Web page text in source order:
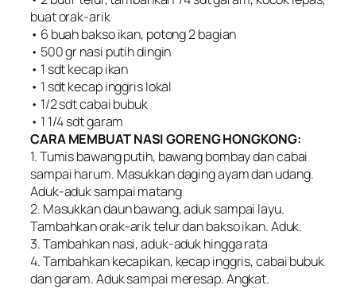
buat orak-arik
• 6 buah bakso ikan, potong 2 bagian
• 500 gr nasi putih dingin
• 1 sdt kecap ikan
• 1 sdt kecap inggris lokal
• 1/2 sdt cabai bubuk
• 1 1/4 sdt garam
CARA MEMBUAT NASI GORENG HONGKONG:
1. Tumis bawang putih, bawang bombay dan cabai
sampai harum. Masukkan daging ayam dan udang.
Aduk-aduk sampai matang
2. Masukkan daun bawang, aduk sampai layu.
Tambahkan orak-arik telur dan bakso ikan. Aduk.
3. Tambahkan nasi, aduk-aduk hingga rata
4. Tambahkan kecapikan, kecap inggris, cabai bubuk
dan garam. Aduk sampai meresap. Angkat.